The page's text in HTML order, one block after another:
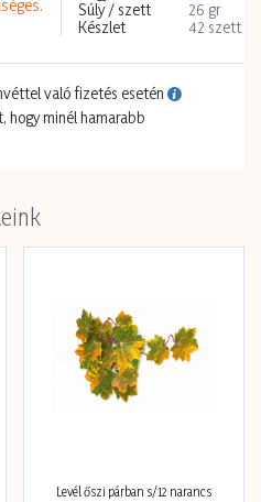
Súly / szett
26 gr
Készlet
42 szett
való fizetés esetén
hogy minél hamarabb
Levél őszi párban s/12 narancs